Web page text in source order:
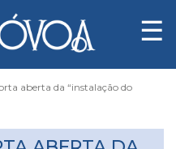
☰
aberta da “instalação do